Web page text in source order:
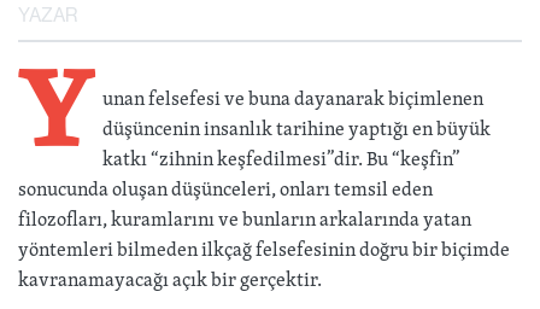
YAZAR
Yunan felsefesi ve buna dayanarak biçimlenen
düşüncenin insanlık tarihine yaptığı en büyük
katkı “zihnin keşfedilmesi”dir. Bu “keşfin”
sonucunda oluşan düşünceleri, onları temsil eden
filozofları, kuramlarını ve bunların arkalarında yatan
yöntemleri bilmeden ilkçağ felsefesinin doğru bir biçimde
kavranamayacağı açık bir gerçektir.